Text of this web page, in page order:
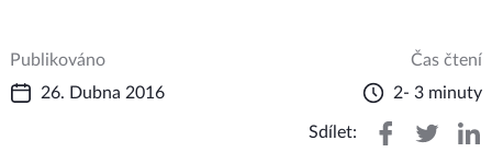
Publikováno
26. Dubna 2016
Čas čtení
2- 3 minuty
Sdílet: